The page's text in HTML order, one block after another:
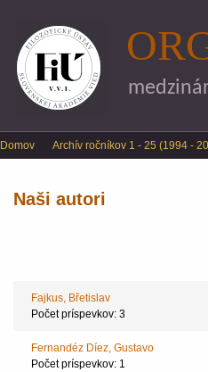
Main menu
Domov Archív ročníkov 1 - 25 (1994 -
Naši autori
Fajkus, Břetislav
Počet príspevkov: 3
Fernandéz Díez, Gustavo
Počet príspevkov: 1